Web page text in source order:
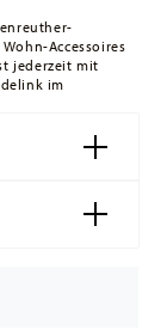
Accessoires
jederzeit mit
im